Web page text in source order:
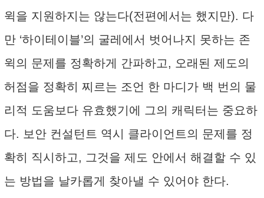
윅을 지원하지는 않는다(전편에서는 했지만). 다
만 ‘하이테이블’의 굴레에서 벗어나지 못하는 존
윅의 문제를 정확하게 간파하고, 오래된 제도의
허점을 정확히 찌르는 조언 한 마디가 백 번의 물
리적 도움보다 유효했기에 그의 캐릭터는 중요하
다. 보안 컨설턴트 역시 클라이언트의 문제를 정
확히 직시하고, 그것을 제도 안에서 해결할 수 있
는 방법을 날카롭게 찾아낼 수 있어야 한다.